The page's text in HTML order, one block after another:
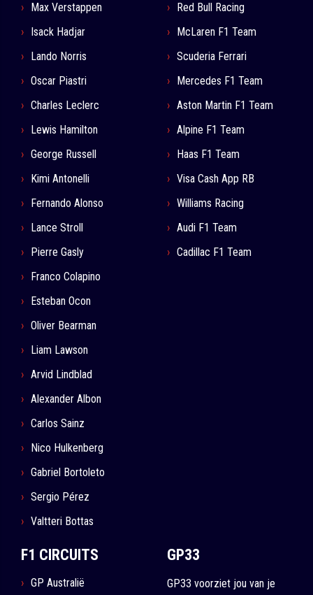
Max Verstappen
Isack Hadjar
Lando Norris
Oscar Piastri
Charles Leclerc
Lewis Hamilton
George Russell
Kimi Antonelli
Fernando Alonso
Lance Stroll
Pierre Gasly
Franco Colapino
Esteban Ocon
Oliver Bearman
Liam Lawson
Arvid Lindblad
Alexander Albon
Carlos Sainz
Nico Hulkenberg
Gabriel Bortoleto
Sergio Pérez
Valtteri Bottas
Red Bull Racing
McLaren F1 Team
Scuderia Ferrari
Mercedes F1 Team
Aston Martin F1 Team
Alpine F1 Team
Haas F1 Team
Visa Cash App RB
Williams Racing
Audi F1 Team
Cadillac F1 Team
F1 CIRCUITS
GP Australië
GP33
GP33 voorziet jou van je